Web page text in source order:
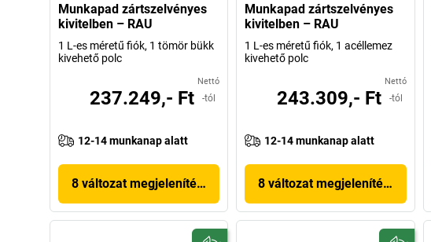
Munkapad zártszelvényes
kivitelben – RAU
1 L-es méretű fiók, 1 tömör bükk
kivehető polc
Nettó
237.249,- Ft -tól
12-14 munkanap alatt
8 változat megjelenítése
Munkapad zártszelvényes
kivitelben – RAU
1 L-es méretű fiók, 1 acéllemez
kivehető polc
Nettó
243.309,- Ft -tól
12-14 munkanap alatt
8 változat megjelenítése